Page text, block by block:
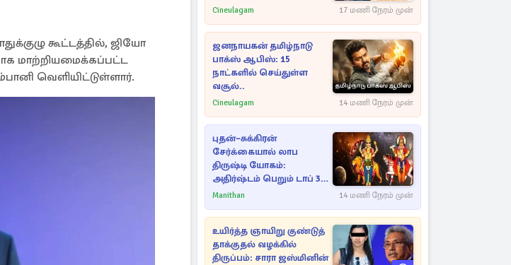
கூட்டத்தில், ஜியோ
மாற்றியமைக்கப்பட்ட
வெளியிட்டுள்ளார்.
Cineulagam 17 மணி நேரம் முன்
ஜனநாயகன் தமிழ்நாடு
பாக்ஸ் ஆபிஸ்: 15
நாட்களில் செய்துள்ள
வசூல்..
Cineulagam 14 மணி நேரம் முன்
புதன்–சுக்கிரன்
சேர்க்கையால் லாப
திருஷ்டி யோகம்:
அதிர்ஷ்டம் பெறும் டாப் 3
ராசிகள்!
Manithan 14 மணி நேரம் முன்
உயிர்த்த ஞாயிறு குண்டுத்
தாக்குதல் வழக்கில்
திருப்பம்: சாரா ஜஸ்மினின்